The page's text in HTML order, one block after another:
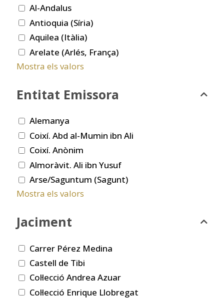
Al-Andalus
Antioquia (Síria)
Aquilea (Itàlia)
Arelate (Arlés, França)
Mostra els valors
Entitat Emissora
Alemanya
Coixí. Abd al-Mumin ibn Ali
Coixí. Anònim
Almoràvit. Ali ibn Yusuf
Arse/Saguntum (Sagunt)
Mostra els valors
Jaciment
Carrer Pérez Medina
Castell de Tibi
Col·lecció Andrea Azuar
Col·lecció Enrique Llobregat